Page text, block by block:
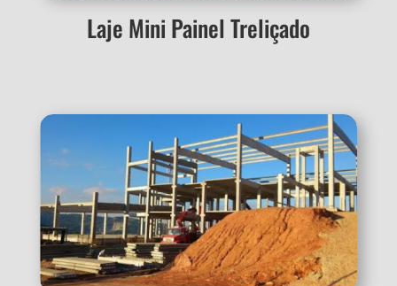
Laje Mini Painel Treliçado